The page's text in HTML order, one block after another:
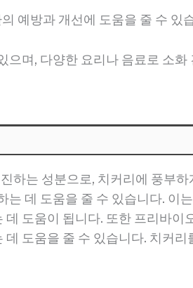
예방과 개선에 도움을 줄 수 있
며, 다양한 요리나 음료로 소
하는 성분으로, 치커리에 풍부
데 도움을 줄 수 있습니다. 이
도움이 됩니다. 또한 프리바이
도움을 줄 수 있습니다. 치커